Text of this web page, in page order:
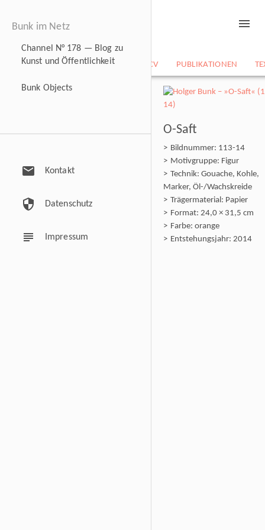
NEWS BILDARCHIV CV PUBLIKATIONEN
menu
Bunk im Netz
Channel N° 178 — Blog zu
Kunst und Öffentlichkeit
Bunk Objects
mail Kontakt
security Datenschutz
subject Impressum
O-Saft
Bildnummer: 113-14
Motivgruppe: Figur
Technik: Gouache, Kohle,
Marker, Öl-/Wachskreide
Trägermaterial: Papier
Format: 24,0 × 31,5 cm
Farbe: orange
Entstehungsjahr: 2014